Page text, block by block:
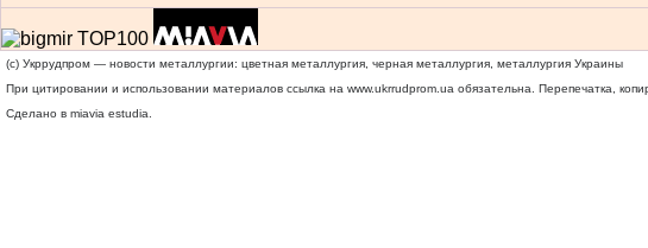
(c) Укррудпром — новости металлургии: цветная металлургия, черная металлургия, металлургия Украины
При цитировании и использовании материалов ссылка на www.ukrrudprom.ua обязательна. Перепечатка,
Сделано в miavia estudia.